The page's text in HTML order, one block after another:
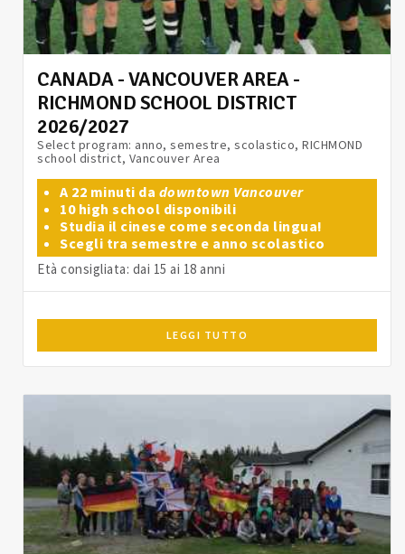
CANADA - VANCOUVER AREA -
RICHMOND SCHOOL DISTRICT
2026/2027
Select program: anno, semestre, scolastico, RICHMOND
school district, Vancouver Area
A 22 minuti da downtown Vancouver
10 high school disponibili
Studia il cinese come seconda lingua!
Scegli tra semestre e anno scolastico
Età consigliata: dai 15 ai 18 anni
LEGGI TUTTO